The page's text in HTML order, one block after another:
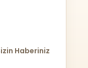
Haberiniz